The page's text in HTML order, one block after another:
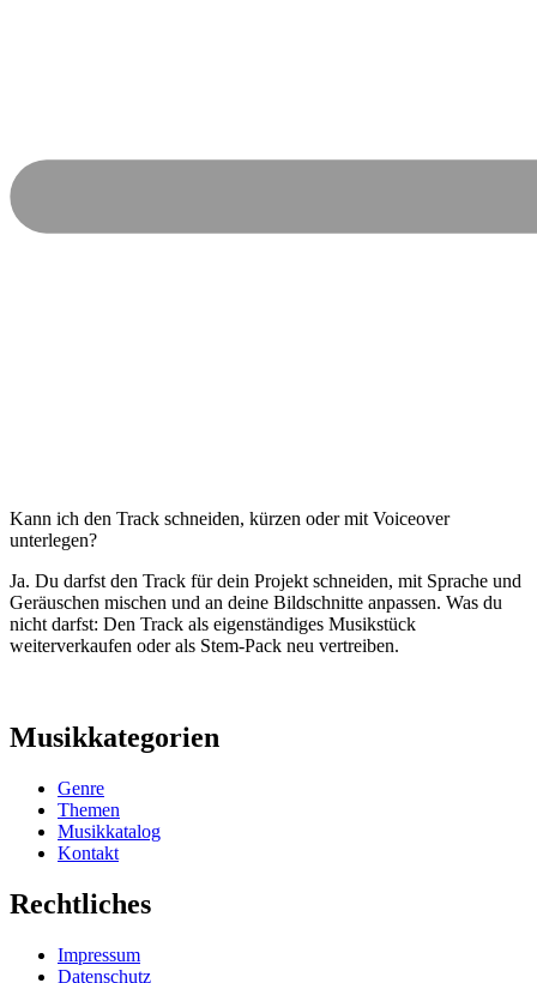
Kann ich den Track schneiden, kürzen oder mit Voiceover
unterlegen?
Ja. Du darfst den Track für dein Projekt schneiden, mit Sprache und
Geräuschen mischen und an deine Bildschnitte anpassen. Was du
nicht darfst: Den Track als eigenständiges Musikstück
weiterverkaufen oder als Stem-Pack neu vertreiben.
Musikkategorien
Genre
Themen
Musikkatalog
Kontakt
Rechtliches
Impressum
Datenschutz